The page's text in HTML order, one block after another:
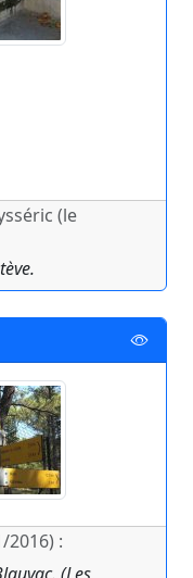
(le
2016) :